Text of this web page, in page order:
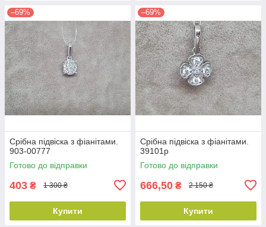
–69%
Срібна підвіска з фіанітами.
903-00777
Готово до відправки
403 ₴ 1 300 ₴
Купити
–69%
Срібна підвіска з фіанітами.
39101р
Готово до відправки
666,50 ₴ 2 150 ₴
Купити